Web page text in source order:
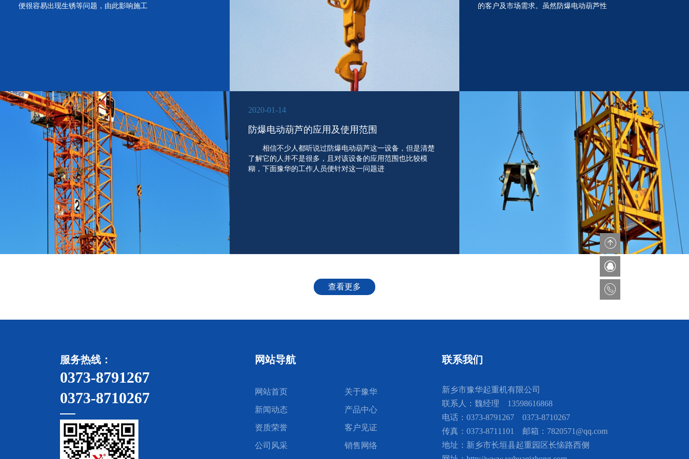
便很容易出现生锈等问题，由此影响施工 的客户及市场需求。虽然防爆电动葫芦性
2020-01-14
防爆电动葫芦的应用及使用范围
相信不少人都听说过防爆电动葫芦这一设备，但是清楚
了解它的人并不是很多，且对该设备的应用范围也比较模
糊，下面豫华的工作人员便针对这一问题进
查看更多
服务热线：
0373-8791267
0373-8710267
网站导航
网站首页 关于豫华
新闻动态 产品中心
资质荣誉 客户见证
公司风采 销售网络
联系我们
新乡市豫华起重机有限公司
联系人：魏经理 13598616868
电话：0373-8791267 0373-8710267
传真：0373-8711101 邮箱：7820571@qq.com
地址：新乡市长垣县起重园区长恼路西侧